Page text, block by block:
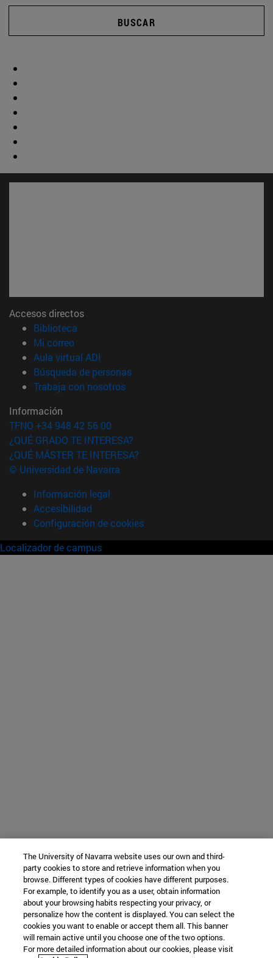
BUSCAR
Accesos directos
Biblioteca
Mi correo(abre en nueva ventana)
Aula virtual ADI
Búsqueda de personas(abre en nueva ventana)
Trabaja con nosotros(abre en nueva ventana)
Información
TFNO +34 948 42 56 00
¿QUÉ GRADO TE INTERESA?
¿QUÉ MÁSTER TE INTERESA?
© Universidad de Navarra
Información legal
Accesibilidad
Configuración de cookies
Localizador de campus
The University of Navarra website uses our own and third-
party cookies to store and retrieve information when you
browse. Different types of cookies have different purposes.
For example, to identify you as a user, obtain information
about your browsing habits respecting your privacy, or
personalize how the content is displayed. You can select the
cookies you want to enable or accept them all. This banner
will remain active until you choose one of the two options.
For more detailed information about our cookies, please visit